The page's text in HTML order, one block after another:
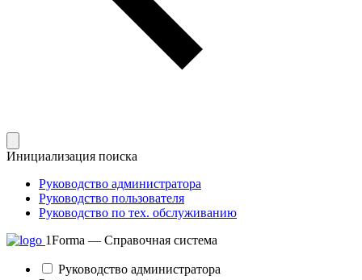
Инициализация поиска
Руководство администратора
Руководство пользователя
Руководство по тех. обслуживанию
1Forma — Справочная система
Руководство администратора